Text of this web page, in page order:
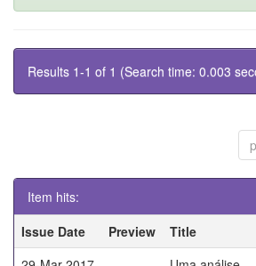
Results 1-1 of 1 (Search time: 0.003
Item hits:
Issue Date
Preview Title